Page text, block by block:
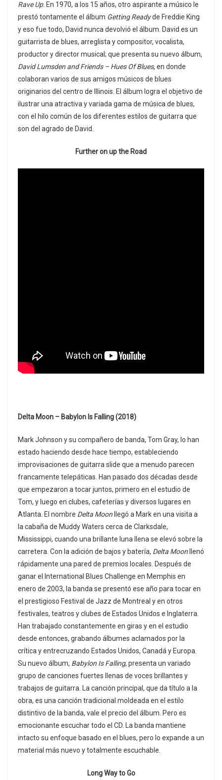
Rave Up. En 1970, a los 15 años, otro aspirante a músico le
prestó tontamente el álbum Getting Readyde Freddie King
y eso fue todo, David nunca devolvió el álbum. David es un
guitarrista de blues, arreglista y compositor, vocalista,
productor y director musical; que presenta su nuevo álbum,
David Lumsden and Friends – Hues Of Blues, en donde
colaboran varios de sus amigos músicos de blues
originarios del centro de Illinois. El álbum logra el objetivo de
ilustrar una atractiva y variada gama de música de blues,
con el hilo común de los diferentes estilos de guitarra que
son del agrado de David.
Further on up the Road
Delta Moon – Babylon Is Falling (2018)
Mark Johnson y su compañero de banda, Tom Gray, lo han
estado haciendo desde hace tiempo, estableciendo
improvisaciones de guitarra slide que a menudo parecen
francamente telepáticas. Han pasado dos décadas desde
que empezaron a tocar juntos, primero en el estudio de
Tom, y luego en clubes, cafeterías y diversos lugares en
Atlanta. El nombre Delta Moon llegó a Mark en una visita a
la cabaña de Muddy Waters cerca de Clarksdale,
Mississippi, cuando una brillante luna llena se elevó sobre la
carretera. Con la adición de bajos y batería, Delta Moon llenó
rápidamente una pared de premios locales. Después de
ganar el International Blues Challenge en Memphis en
enero de 2003, la banda se presentó ese año para tocar en
el prestigioso Festival de Jazz de Montreal y en otros
festivales, teatros y clubes de Estados Unidos e Inglaterra.
Han trabajado constantemente en giras y en el estudio
desde entonces, grabando álbumes aclamados por la
crítica y entrecruzando Estados Unidos, Canadá y Europa.
Su nuevo álbum, Babylon Is Falling, presenta un variado
grupo de canciones fuertes llenas de voces brillantes y
trabajos de guitarra. La canción principal, que da título a la
obra, es una canción tradicional moldeada en el estilo
distintivo de la banda, vale el precio del álbum. Pero es
emocionante escuchar todo el CD. La banda mantiene
intacto su enfoque basado en el blues, pero lo expande a un
material más nuevo y totalmente escuchable.
Long Way to Go